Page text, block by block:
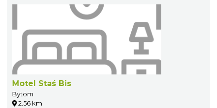
Motel Staś Bis
Bytom
2.56 km